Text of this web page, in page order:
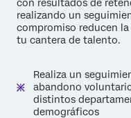
con resultados de
realizando un
compromiso reducen
tu cantera de talento.
Realiza un
abandono
distintos
demográficos